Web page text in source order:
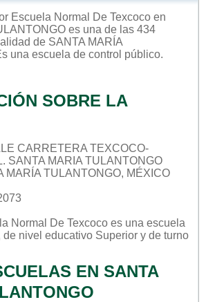
Escuela Normal De Texcoco en
es una de las 434
de SANTA MARÍA
una escuela de control público.
SOBRE LA
CARRETERA TEXCOCO-
SANTA MARIA TULANTONGO
MARÍA TULANTONGO, MÉXICO
Normal De Texcoco es una escuela
de nivel educativo Superior y de turno
EN SANTA